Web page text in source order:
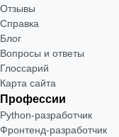
Отзывы
Справка
Блог
Вопросы и ответы
Глоссарий
Карта сайта
Профессии
Python-разработчик
Фронтенд-разработчик